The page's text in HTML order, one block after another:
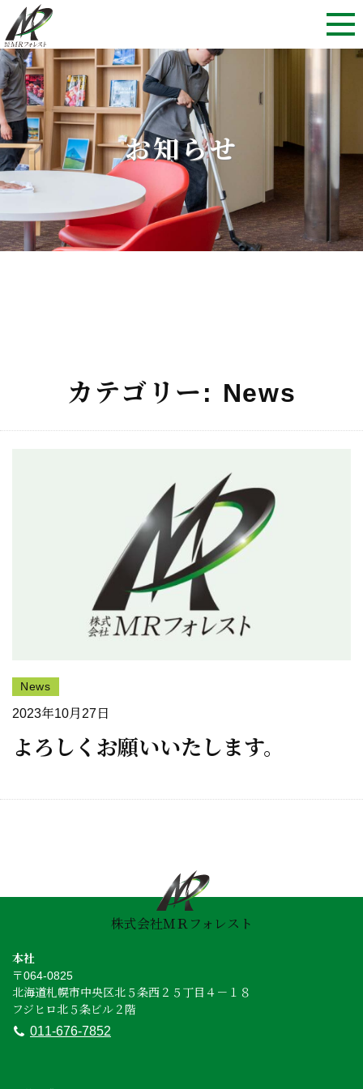
Skip to content
お知らせ
カテゴリー: News
News
2023年10月27日
よろしくお願いいたします。
株式会社ＭＲフォレスト
本社
〒064-0825
北海道札幌市中央区北５条西２５丁目４－１８
フジヒロ北５条ビル２階
011-676-7852